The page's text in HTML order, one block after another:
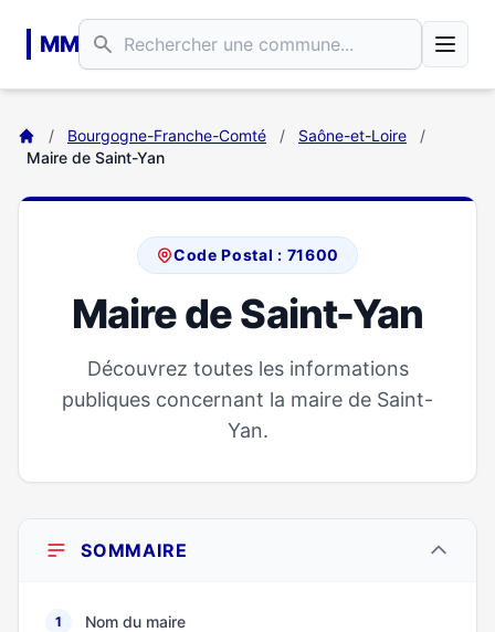
MM
/ Bourgogne-Franche-Comté / Saône-et-Loire
/
Maire de Saint-Yan
Code Postal : 71600
Maire de Saint-Yan
Découvrez toutes les informations
publiques concernant la maire de Saint-
Yan.
SOMMAIRE
1 Nom du maire